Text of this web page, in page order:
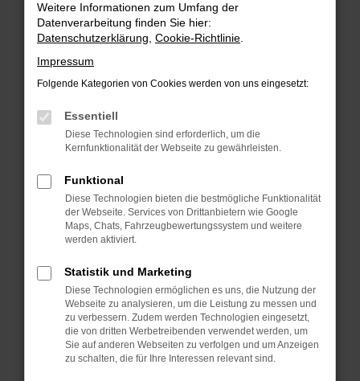
Fehler: Network Error
Beim Laden ist ein Fehler aufgetreten.
Hier sind ein paar Tipps, die dir helfen können:
Überprüfe deine Firewall und deine
Internetverbindung.
deine Suchmaschine?
Prüfe deine Browsererweiterungen.
Manche Erweiterungen, wie Werbeblocker,
können das Laden bestimmter Seiten
anderen Browser oder in einem privaten
Fenster?
Starte dein Gerät neu.
Das kann manchmal helfen,
vorübergehende Probleme zu beheben.
Weitere Informationen zum Umfang der
Datenverarbeitung finden Sie hier:
Datenschutzerklärung Cookie-Richtlinie
Impressum
Folgende Kategorien von Cookies werden von uns eingesetzt:
Essentiell
Diese Technologien sind erforderlich, um die
Kernfunktionalität der Webseite zu gewährleisten.
Funktional
Diese Technologien bieten die bestmögliche Funktionalität
der Webseite. Services von Drittanbietern wie Google
Maps, Chats, Fahrzeugbewertungssystem und weitere
werden aktiviert.
Statistik und Marketing
Diese Technologien ermöglichen es uns, die Nutzung der
Webseite zu analysieren, um die Leistung zu messen und
zu verbessern. Zudem werden Technologien eingesetzt,
die von dritten Werbetreibenden verwendet werden, um
Sie auf anderen Webseiten zu verfolgen und um Anzeigen
zu schalten, die für Ihre Interessen relevant sind.